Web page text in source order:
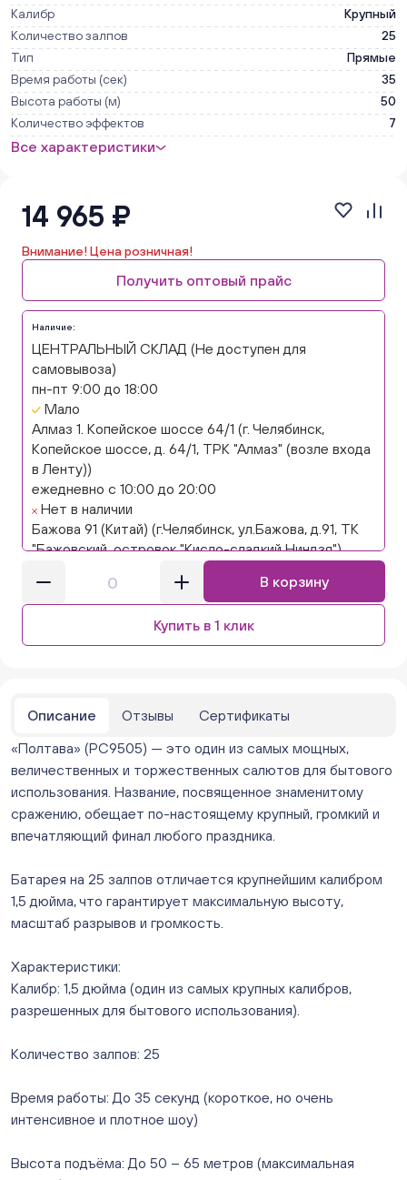
Калибр
Крупный
Количество залпов
25
Тип
Прямые
Время работы (сек)
35
Высота работы (м)
50
Количество эффектов
7
Все характеристики
14 965 ₽
Внимание! Цена розничная!
Получить оптовый прайс
Наличие:
ЦЕНТРАЛЬНЫЙ СКЛАД (Не доступен для
самовывоза)
пн-пт 9:00 до 18:00
Мало
Алмаз 1. Копейское шоссе 64/1 (г. Челябинск,
Копейское шоссе, д. 64/1, ТРК "Алмаз" (возле входа
в Ленту))
ежедневно с 10:00 до 20:00
Нет в наличии
Бажова 91 (Китай) (г.Челябинск, ул.Бажова, д.91, ТК
"Бажовский, островок "Кисло-сладкий Ниндзя")
ежедневно с 10:00 до 20:00
Нет в наличии
Бажова 91 Цветы (г. Челябинск, ул.Бажова, д91/1 (на
ежедневно с 10:00 до 20:00
ежедневно с 10:00 до 20:00
Краснопольский 13г (Цветы) (Краснопольский, 13Г)
ежедневно с 10:00 до 20:00
Нет в наличии
Молния Зоопарк - Труда,166 (ул. Труда,166/5)
ежедневно с 10:00 до 20:00
Нет в наличии
Черкасская, д.17/1, за ТК "Невский")
ежедневно с 10:00 до 20:00
Нет в наличии
12А)
ежедневно с 10:00 до 20:00
Нет в наличии
8/1, ТЦ "Слава")
Нет в наличии
Слон. Миасс, Автозаводцев (ТК Слон, г. Миасс)
Нет в наличии
5/3)
В корзину
Купить в 1 клик
Описание Отзывы
Сертификаты
«Полтава» (РС9505) — это один из самых мощных,
величественных и торжественных салютов для бытового
использования. Название, посвященное знаменитому
сражению, обещает по-настоящему крупный, громкий и
впечатляющий финал любого праздника.
Батарея на 25 залпов отличается крупнейшим калибром
1,5 дюйма, что гарантирует максимальную высоту,
масштаб разрывов и громкость.
Характеристики:
Калибр: 1,5 дюйма (один из самых крупных калибров,
разрешенных для бытового использования).
Количество залпов: 25
Время работы: До 35 секунд (короткое, но очень
интенсивное и плотное шоу)
Высота подъёма: До 50 – 65 метров (максимальная